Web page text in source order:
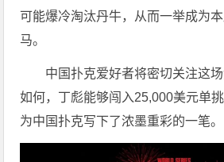
可能爆冷淘汰丹牛，从而一举成为
马。
中国扑克爱好者将密切关注这
如何，丁彪能够闯入25,000美元单
为中国扑克写下了浓墨重彩的一笔。